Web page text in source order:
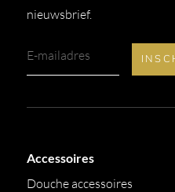
nieuwsbrief.
Accessoires
Douche accessoires